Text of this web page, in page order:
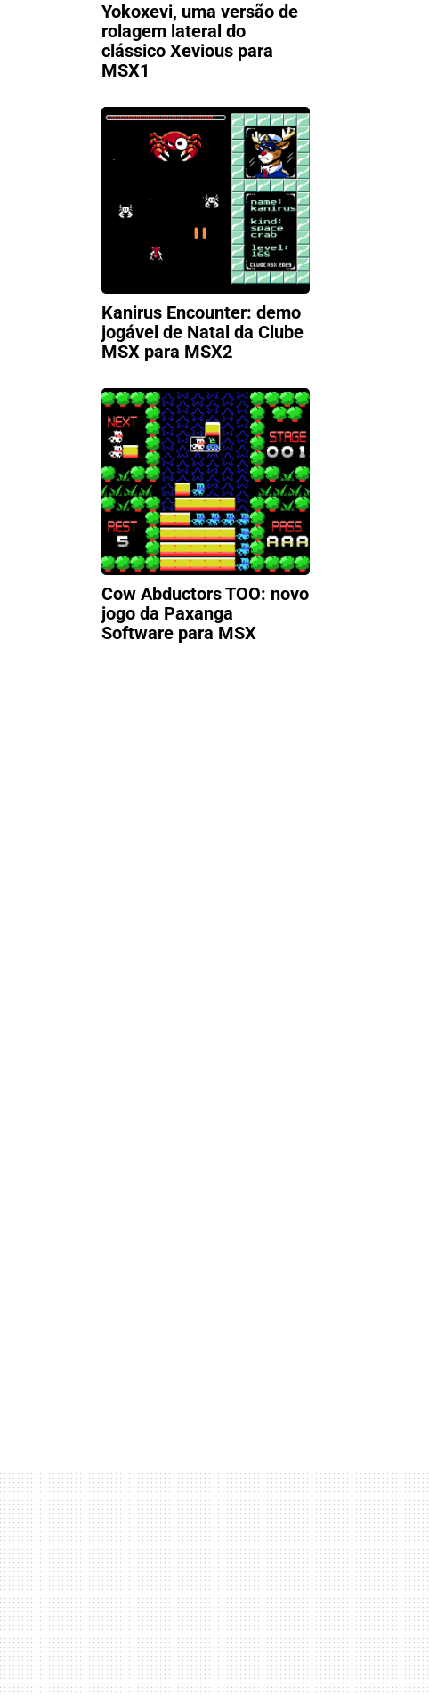
Yokoxevi, uma versão de
rolagem lateral do
clássico Xevious para
MSX1
Kanirus Encounter: demo
jogável de Natal da Clube
MSX para MSX2
Cow Abductors TOO: novo
jogo da Paxanga
Software para MSX